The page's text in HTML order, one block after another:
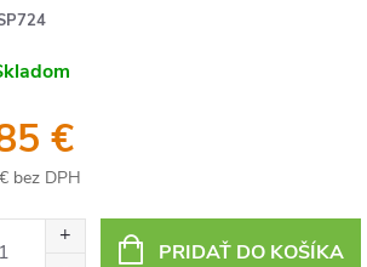
€
bez DPH
PRIDAŤ DO KOŠÍKA